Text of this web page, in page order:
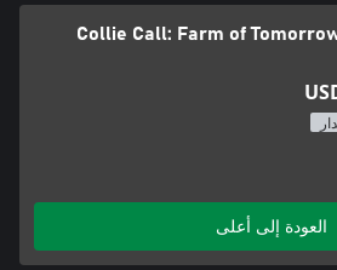
Collie Call: Farm of
العودة إلى أعلى